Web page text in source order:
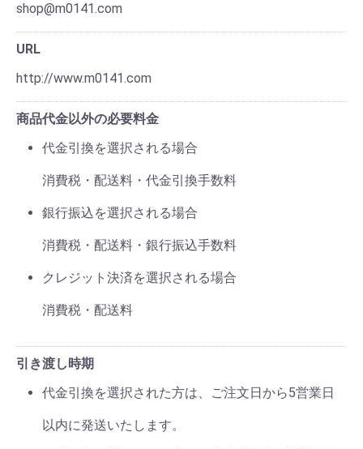
shop@m0141.com
URL
http://www.m0141.com
商品代金以外の必要料金
代金引換を選択される場合
消費税・配送料・代金引換手数料
銀行振込を選択される場合
消費税・配送料・銀行振込手数料
クレジット決済を選択される場合
消費税・配送料
引き渡し時期
代金引換を選択された方は、ご注文日から5営業日
以内に発送いたします。